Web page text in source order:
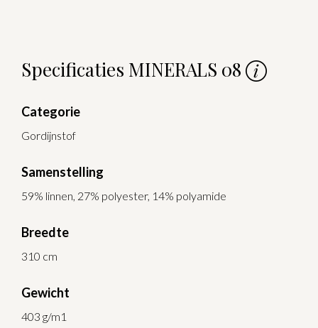
Specificaties MINERALS 08
Categorie
Gordijnstof
Samenstelling
59% linnen, 27% polyester, 14% polyamide
Breedte
310 cm
Gewicht
403 g/m1